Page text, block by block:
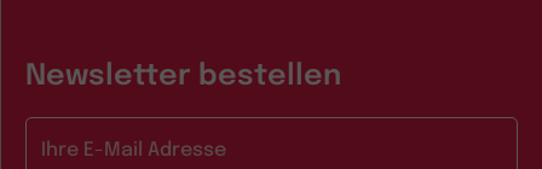
Newsletter bestellen